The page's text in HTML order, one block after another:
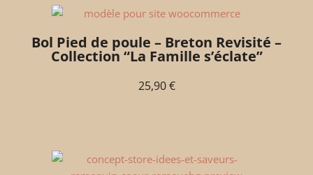
Bol Pied de poule – Breton Revisité –
Collection “La Famille s’éclate”
25,90€